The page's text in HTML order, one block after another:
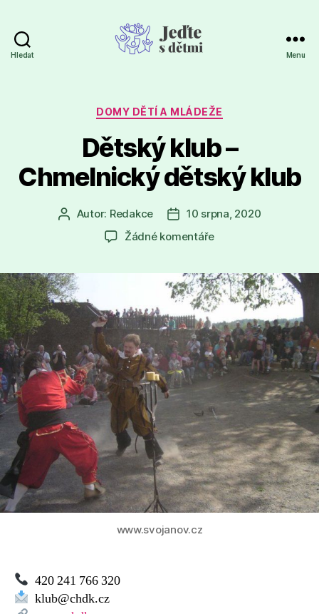
Hledat Menu
Rubriky
DOMY DĚTÍ A MLÁDEŽE
Dětský klub –
Chmelnický dětský klub
Autor
příspěvku
Autor: Redakce
Datum
příspěvku
10 srpna, 2020
Žádné komentářeu
názvem
Dětský
klub
–
Chmelnický
dětský
klub
www.svojanov.cz
420 241 766 320
klub@chdk.cz